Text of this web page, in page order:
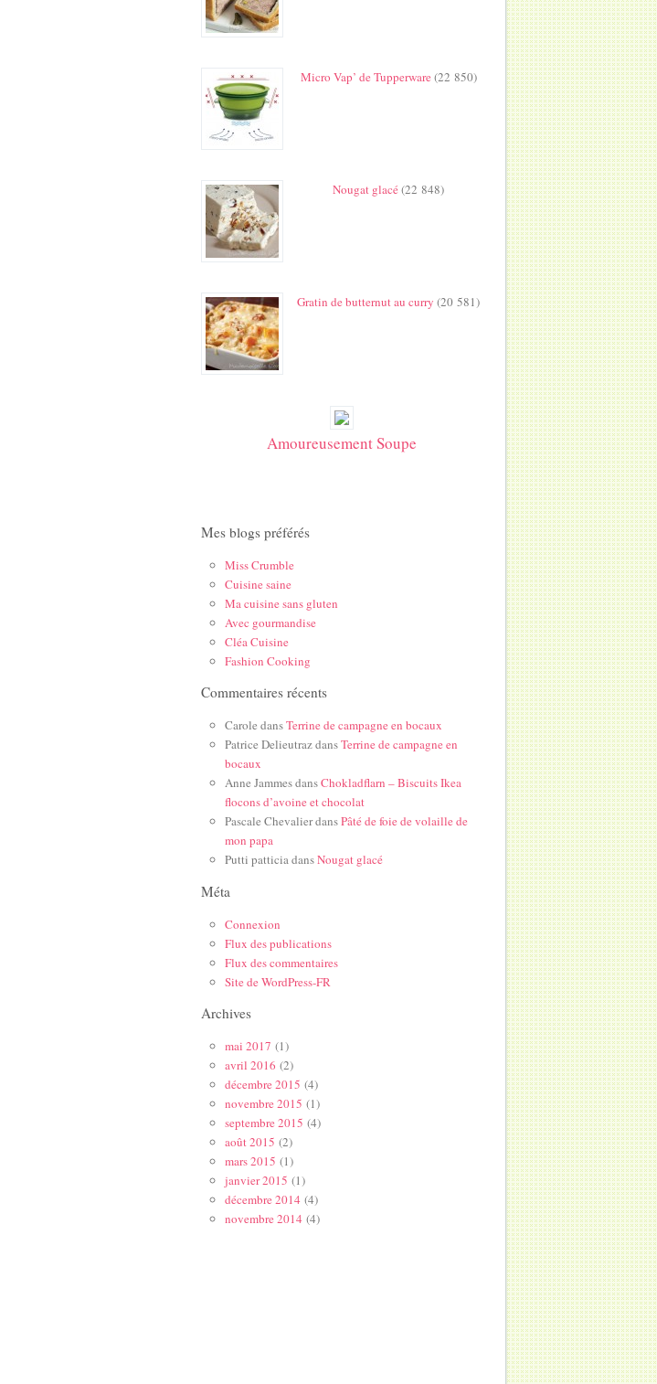
Micro Vap’ de Tupperware(22 850)
Nougat glacé(22 848)
Gratin de butternut au curry (20 581)
Amoureusement Soupe
Mes blogs préférés
Miss Crumble
Cuisine saine
Ma cuisine sans gluten
Avec gourmandise
Cléa Cuisine
Fashion Cooking
Commentaires récents
Carole dansTerrine de campagne en bocaux
Patrice DelieutrazdansTerrine de campagne en
bocaux
Anne JammesdansChokladflarn – Biscuits Ikea
flocons d’avoine et chocolat
Pascale ChevalierdansPâté de foie de volaille de
mon papa
Putti patticiadansNougat glacé
Méta
Connexion
Flux des publications
Flux des commentaires
Site de WordPress-FR
Archives
mai 2017 (1)
avril 2016 (2)
décembre 2015 (4)
novembre 2015 (1)
septembre 2015 (4)
août 2015 (2)
mars 2015 (1)
janvier 2015 (1)
décembre 2014 (4)
novembre 2014 (4)